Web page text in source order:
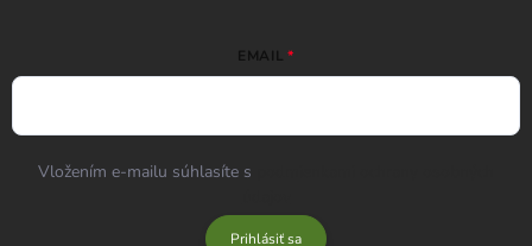
EMAIL
Vložením e-mailu súhlasíte s
Prihlásiť sa